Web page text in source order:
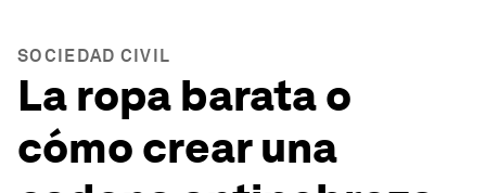
SOCIEDAD CIVIL
La ropa barata o
cómo crear una